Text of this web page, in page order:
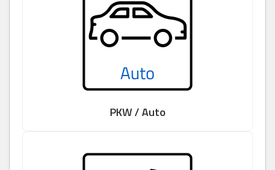
PKW / Auto